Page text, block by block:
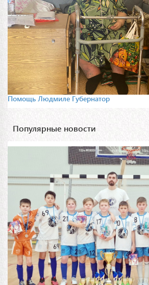
Помощь Людмиле Губернатор
Популярные новости